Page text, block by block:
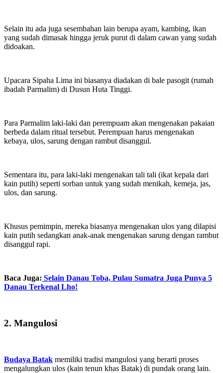
Selain itu ada juga sesembahan lain berupa ayam, kambing, ikan
yang sudah dimasak hingga jeruk purut di dalam cawan yang sudah
didoakan.
Upacara Sipaha Lima ini biasanya diadakan di bale pasogit (rumah
ibadah Parmalim) di Dusun Huta Tinggi.
Para Parmalim laki-laki dan perempuam akan mengenakan pakaian
berbeda dalam ritual tersebut. Perempuan harus mengenakan
kebaya, ulos, sarung dengan rambut disanggul.
Sementara itu, para laki-laki mengenakan tali tali (ikat kepala dari
kain putih) seperti sorban untuk yang sudah menikah, kemeja, jas,
ulos, dan sarung.
Khusus pemimpin, mereka biasanya mengenakan ulos yang dilapisi
kain putih sedangkan anak-anak mengenakan sarung dengan rambut
disanggul rapi.
Baca Juga: Selain Danau Toba, Pulau Sumatra Juga Punya 5
Danau Terkenal Lho!
2. Mangulosi
Budaya Batak memiliki tradisi mangulosi yang berarti proses
mengalungkan ulos (kain tenun khas Batak) di pundak orang lain.